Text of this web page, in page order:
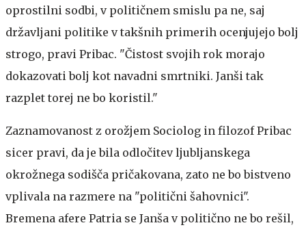
oprostilni sodbi, v političnem smislu pa ne, saj
državljani politike v takšnih primerih ocenjujejo bolj
strogo, pravi Pribac. "Čistost svojih rok morajo
dokazovati bolj kot navadni smrtniki. Janši tak
razplet torej ne bo koristil."
Zaznamovanost z orožjem Sociolog in filozof Pribac
sicer pravi, da je bila odločitev ljubljanskega
okrožnega sodišča pričakovana, zato ne bo bistveno
vplivala na razmere na "politični šahovnici".
Bremena afere Patria se Janša v politično ne bo rešil,